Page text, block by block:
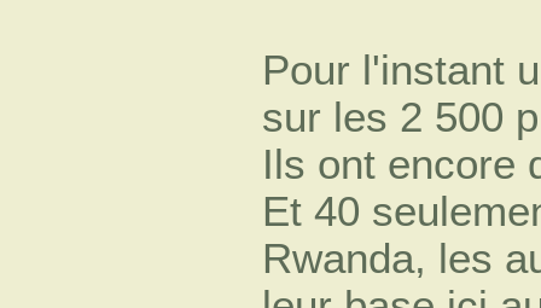
Pour l'instant
sur les 2 500
Ils ont encore
Et 40
Rwanda, les